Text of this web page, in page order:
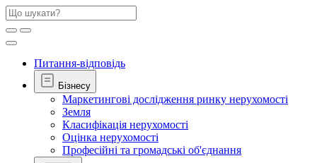
Питання-відповідь
Бізнесу
Маркетингові дослідження ринку нерухомості
Земля
Класифікація нерухомості
Оцінка нерухомості
Професійні та громадські об'єднання